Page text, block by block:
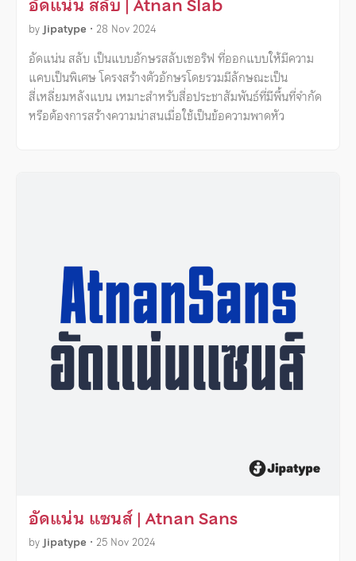
byJipatype • 28 Nov 2024
อัดแน่น สลับ เป็นแบบอักษรสลับเซอริฟ ที่ออกแบบให้มีความ
แคบเป็นพิเศษ โครงสร้างตัวอักษรโดยรวมมีลักษณะเป็น
สี่เหลี่ยมหลังแบน เหมาะสำหรับสื่อประชาสัมพันธ์ที่มีพื้นที่จำกัด
หรือต้องการสร้างความน่าสนเมื่อใช้เป็นข้อความพาดหัว
อัดแน่น แซนส์ | Atnan Sans
byJipatype • 25 Nov 2024